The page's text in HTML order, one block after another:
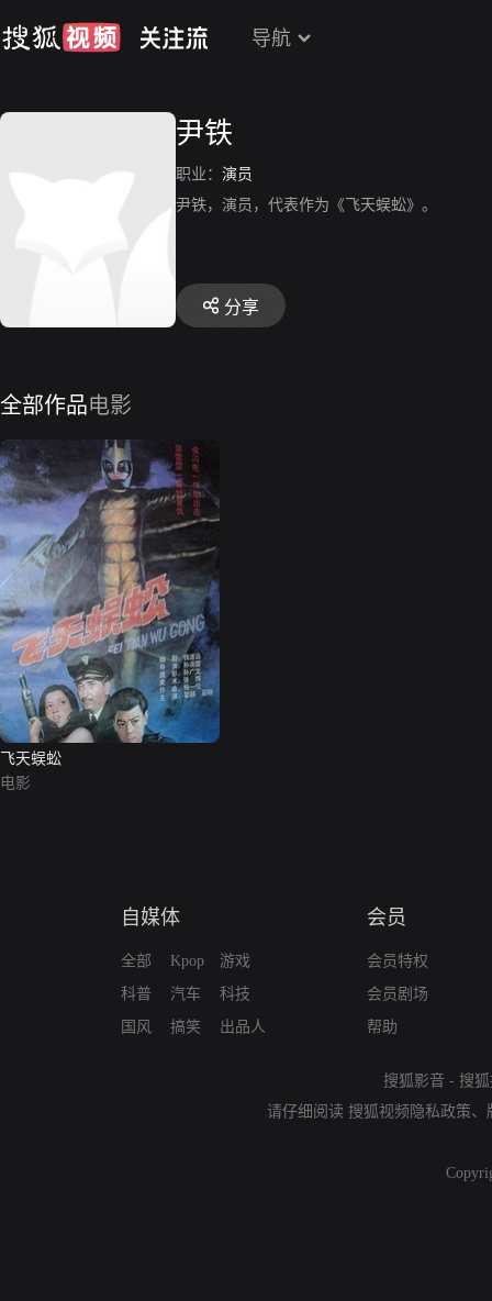
导航
尹铁
职业： 演员
尹铁，演员，代表作为《飞天蜈蚣》。
分享
全部作品电影
飞天蜈蚣
电影
自媒体
全部
科普
国风
Kpop
汽车
搞笑
游戏
科技
出品人
会员
会员特权
会员剧场
帮助
搜狐影音 - 搜
请仔细阅读 搜狐视频隐私政策、